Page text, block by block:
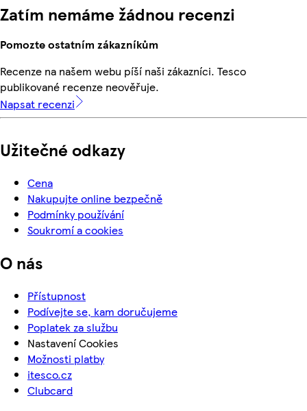
Zatím nemáme žádnou recenzi
Pomozte ostatním zákazníkům
Recenze na našem webu píší naši zákazníci. Tesco
publikované recenze neověřuje.
Napsat recenzi
Užitečné odkazy
Cena
Nakupujte online bezpečně
Podmínky používání
Soukromí a cookies
O nás
Přístupnost
Podívejte se, kam doručujeme
Poplatek za službu
Nastavení Cookies
Možnosti platby
itesco.cz
Clubcard